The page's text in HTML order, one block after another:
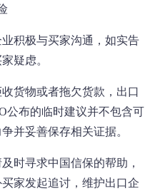
积极与买家沟通，如实告
疑虑。
货物或者拖欠货款，出口
公布的临时建议并不包含可
并妥善保存相关证据。
时寻求中国信保的帮助，
家发起追讨，维护出口企